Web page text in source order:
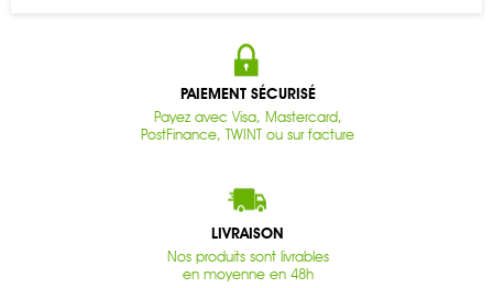
PAIEMENT SÉCURISÉ
Payez avec Visa, Mastercard,
PostFinance, TWINT ou sur facture
LIVRAISON
Nos produits sont livrables
en moyenne en 48h